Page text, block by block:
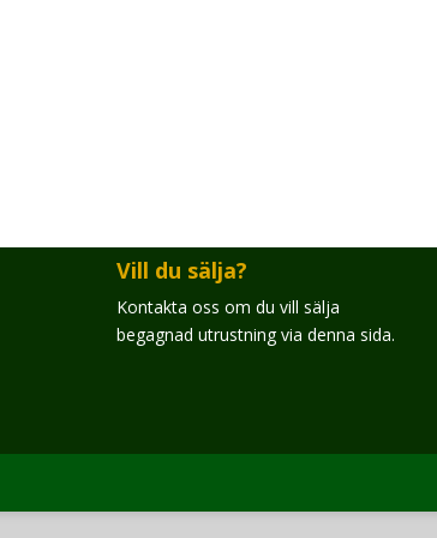
Vill du sälja?
Kontakta oss om du vill sälja
begagnad utrustning via denna sida.